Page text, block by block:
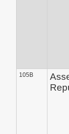
105B